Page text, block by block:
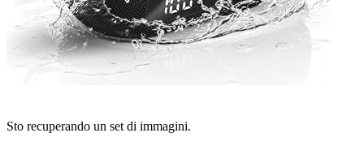
Sto recuperando un set di immagini.